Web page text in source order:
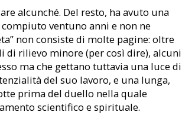
alcunché. Del resto, ha avuto una
ventuno anni e non ne
non consiste di molte pagine: oltre
di rilievo minore (per così dire), alcuni
ma che gettano tuttavia una luce di
del suo lavoro, e una lunga,
prima del duello nella quale
scientifico e spirituale.